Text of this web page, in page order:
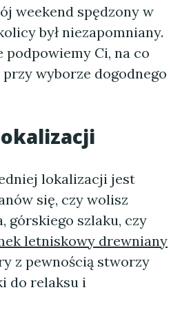
weekend spędzony w
był niezapomniany.
Ci, na co
wyborze dogodnego
lokalizacji jest
się, czy wolisz
górskiego szlaku, czy
letniskowy drewniany
z pewnością stworzy
do relaksu i